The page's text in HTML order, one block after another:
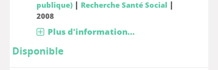
publique)| Recherche Santé Social |
2008
Plus d'information...
Disponible